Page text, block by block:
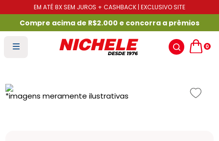
EM ATÉ 8X SEM JUROS + CASHBACK | EXCLUSIVO SITE
Compre acima de R$2.000 e concorra a prêmios
0